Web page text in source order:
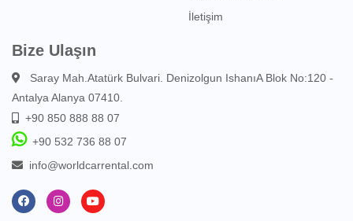
İletişim
Bize Ulaşın
Saray Mah.Atatürk Bulvari. Denizolgun IshanıA Blok No:120 -
Antalya Alanya 07410.
+90 850 888 88 07
+90 532 736 88 07
info@worldcarrental.com